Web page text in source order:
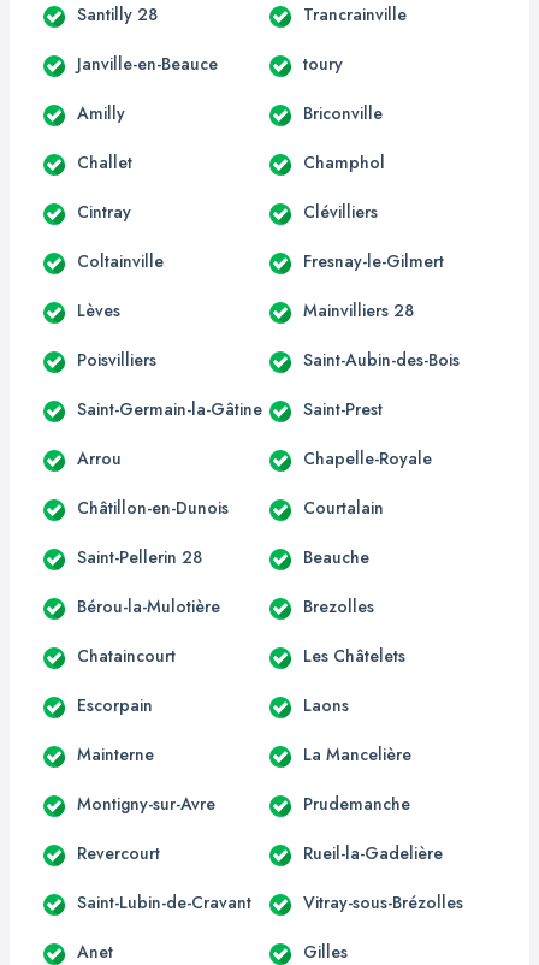
Santilly 28 Trancrainville
Janville-en-Beauce toury
Amilly Briconville
Challet Champhol
Cintray Clévilliers
Coltainville Fresnay-le-Gilmert
Lèves Mainvilliers 28
Poisvilliers Saint-Aubin-des-Bois
Saint-Germain-la-Gâtine Saint-Prest
Arrou Chapelle-Royale
Châtillon-en-Dunois Courtalain
Saint-Pellerin 28 Beauche
Bérou-la-Mulotière Brezolles
Chataincourt Les Châtelets
Escorpain Laons
Mainterne La Mancelière
Montigny-sur-Avre Prudemanche
Revercourt Rueil-la-Gadelière
Saint-Lubin-de-Cravant Vitray-sous-Brézolles
Anet Gilles